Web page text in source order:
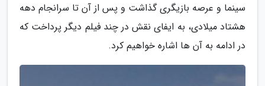
سینما و عرصه بازیگری گذاشت و پس از آن تا سرانجام دهه
هشتاد میلادی، به ایفای نقش در چند فیلم دیگر پرداخت که
در ادامه به آن ها اشاره خواهیم کرد.